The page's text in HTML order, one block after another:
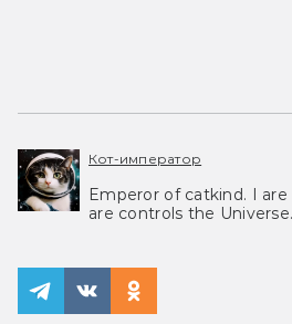
Кот-император
Emperor of catkind. I
are controls the Universe.